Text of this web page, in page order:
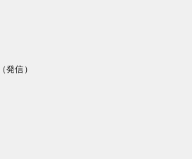
（発信）